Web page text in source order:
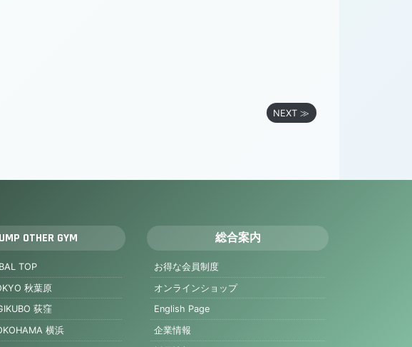
NEXT ≫
OTHER GYM
TOP
秋葉原
荻窪
横浜
総合案内
お得な会員制度
オンラインショップ
English Page
企業情報